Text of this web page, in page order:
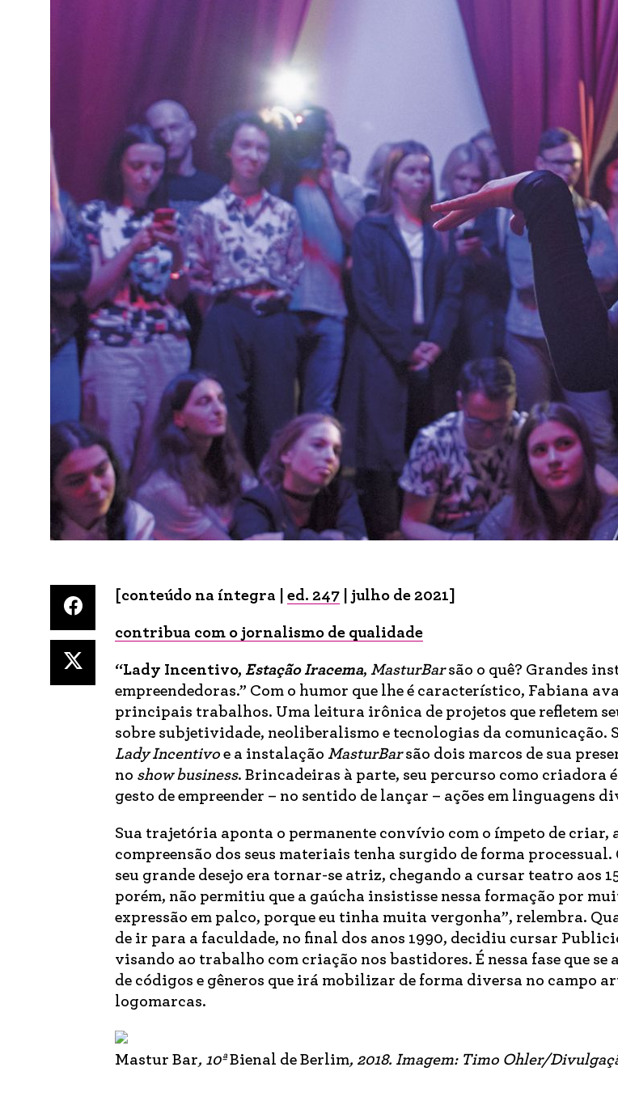
[conteúdo na íntegra | ed. 247 | julho de 2021]
contribua com o jornalismo de qualidade
“Lady Incentivo, Estação Iracema, MasturBarsão o quê? Grandes
empreendedoras.” Com o humor que lhe é característico, Fabiana
principais trabalhos. Uma leitura irônica de projetos que refletem
sobre subjetividade, neoliberalismo e tecnologias da comunicação.
Lady Incentivo e a instalação MasturBarsão dois marcos de sua
no show business. Brincadeiras à parte, seu percurso como criadora
gesto de empreender – no sentido de lançar – ações em linguagens
Sua trajetória aponta o permanente convívio com o ímpeto de criar,
compreensão dos seus materiais tenha surgido de forma processual.
seu grande desejo era tornar-se atriz, chegando a cursar teatro aos
porém, não permitiu que a gaúcha insistisse nessa formação por
expressão em palco, porque eu tinha muita vergonha”, relembra.
de ir para a faculdade, no final dos anos 1990, decidiu cursar
visando ao trabalho com criação nos bastidores. É nessa fase que se
de códigos e gêneros que irá mobilizar de forma diversa no campo
logomarcas.
Mastur Bar, 10ªBienal de Berlim, 2018. Imagem: Timo Ohler/